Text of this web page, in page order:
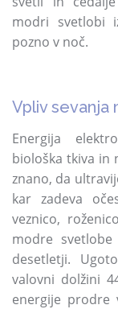
modri svetlobi
pozno v noč.
Vpliv sevanja
Energija
biološka tkiva in
znano, da
kar zadeva
veznico,
modre
desetletji.
valovni dolžini
energije prodre